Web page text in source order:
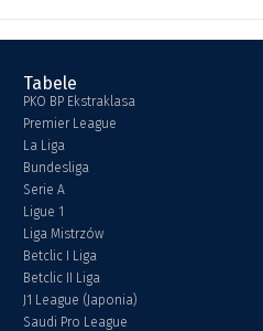
Tabele
PKO BP Ekstraklasa
Premier League
La Liga
Bundesliga
Serie A
Ligue 1
Liga Mistrzów
Betclic I Liga
Betclic II Liga
J1 League (Japonia)
Saudi Pro League